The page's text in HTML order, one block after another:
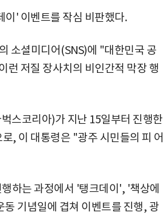
이' 이벤트를 작심 비판했다.
소셜미디어(SNS)에 "대한민국 공
런 저질 장사치의 비인간적 막장 행
스코리아)가 지난 15일부터 진행한
, 이 대통령은 "광주 시민들의 피 어
하는 과정에서 '탱크데이', '책상에
기념일에 겹쳐 이벤트를 진행, 광